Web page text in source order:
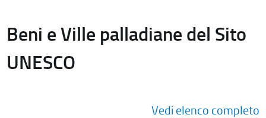
Beni e Ville palladiane del Sito
UNESCO
Vedi elenco completo